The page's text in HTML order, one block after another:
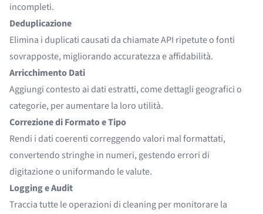
incompleti.
Deduplicazione
Elimina i duplicati causati da chiamate API ripetute o fonti
sovrapposte, migliorando accuratezza e affidabilità.
Arricchimento Dati
Aggiungi contesto ai dati estratti, come dettagli geografici o
categorie, per aumentare la loro utilità.
Correzione di Formato e Tipo
Rendi i dati coerenti correggendo valori mal formattati,
convertendo stringhe in numeri, gestendo errori di
digitazione o uniformando le valute.
Logging e Audit
Traccia tutte le operazioni di cleaning per monitorare la